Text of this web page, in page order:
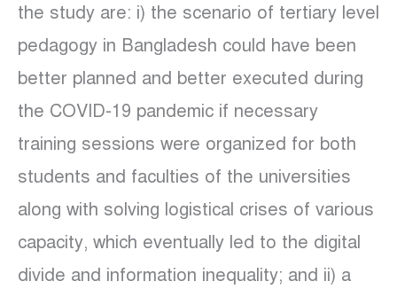
the study are: i) the scenario of tertiary level
pedagogy in Bangladesh could have been
better planned and better executed during
the COVID-19 pandemic if necessary
training sessions were organized for both
students and faculties of the universities
along with solving logistical crises of various
capacity, which eventually led to the digital
divide and information inequality; and ii) a